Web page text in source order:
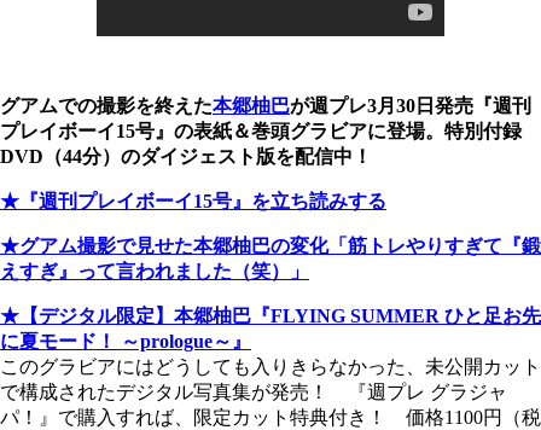
グアムでの撮影を終えた本郷柚巴が週プレ3月30日発売『週刊
プレイボーイ15号』の表紙＆巻頭グラビアに登場。特別付録
DVD（44分）のダイジェスト版を配信中！
★『週刊プレイボーイ15号』を立ち読みする
★グアム撮影で見せた本郷柚巴の変化「筋トレやりすぎて『鍛
えすぎ』って言われました（笑）」
★【デジタル限定】本郷柚巴『FLYING SUMMER ひと足お先
に夏モード！ ～prologue～』
このグラビアにはどうしても入りきらなかった、未公開カット
で構成されたデジタル写真集が発売！ 『週プレ グラジャ
パ！』で購入すれば、限定カット特典付き！ 価格1100円（税